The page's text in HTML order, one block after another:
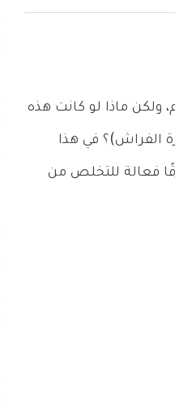
ولكن ماذا لو كانت هذه
الفراش)؟ في هذا
فعالة للتخلص من